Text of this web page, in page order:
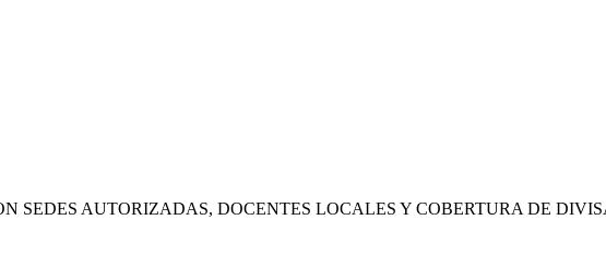
SEDES AUTORIZADAS, DOCENTES LOCALES Y COBERTURA DE